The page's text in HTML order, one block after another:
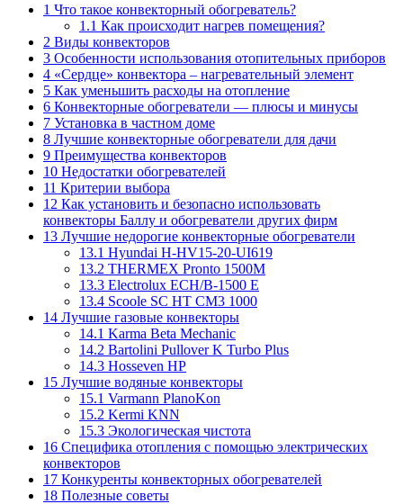
1 Что такое конвекторный обогреватель?
1.1 Как происходит нагрев помещения?
2 Виды конвекторов
3 Особенности использования отопительных приборов
4 «Сердце» конвектора – нагревательный элемент
5 Как уменьшить расходы на отопление
6 Конвекторные обогреватели — плюсы и минусы
7 Установка в частном доме
8 Лучшие конвекторные обогреватели для дачи
9 Преимущества конвекторов
10 Недостатки обогревателей
11 Критерии выбора
12 Как установить и безопасно использовать
конвекторы Баллу и обогреватели других фирм
13 Лучшие недорогие конвекторные обогреватели
13.1 Hyundai H-HV15-20-UI619
13.2 THERMEX Pronto 1500M
13.3 Electrolux ECH/B-1500 E
13.4 Scoole SC HT CM3 1000
14 Лучшие газовые конвекторы
14.1 Karma Beta Mechanic
14.2 Bartolini Pullover K Turbo Plus
14.3 Hosseven HP
15 Лучшие водяные конвекторы
15.1 Varmann PlanoKon
15.2 Kermi KNN
15.3 Экологическая чистота
16 Специфика отопления с помощью электрических
конвекторов
17 Конкуренты конвекторных обогревателей
18 Полезные советы